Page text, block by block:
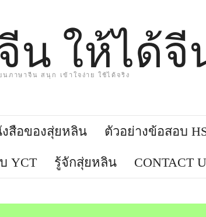
น ให้ได้จี
นภาษาจีน สนุก เข้าใจง่าย ใช้ได้จริง
สือของสุ่ยหลิน ตัวอย่างข้อสอบ
YCT รู้จักสุ่ยหลิน CONTACT